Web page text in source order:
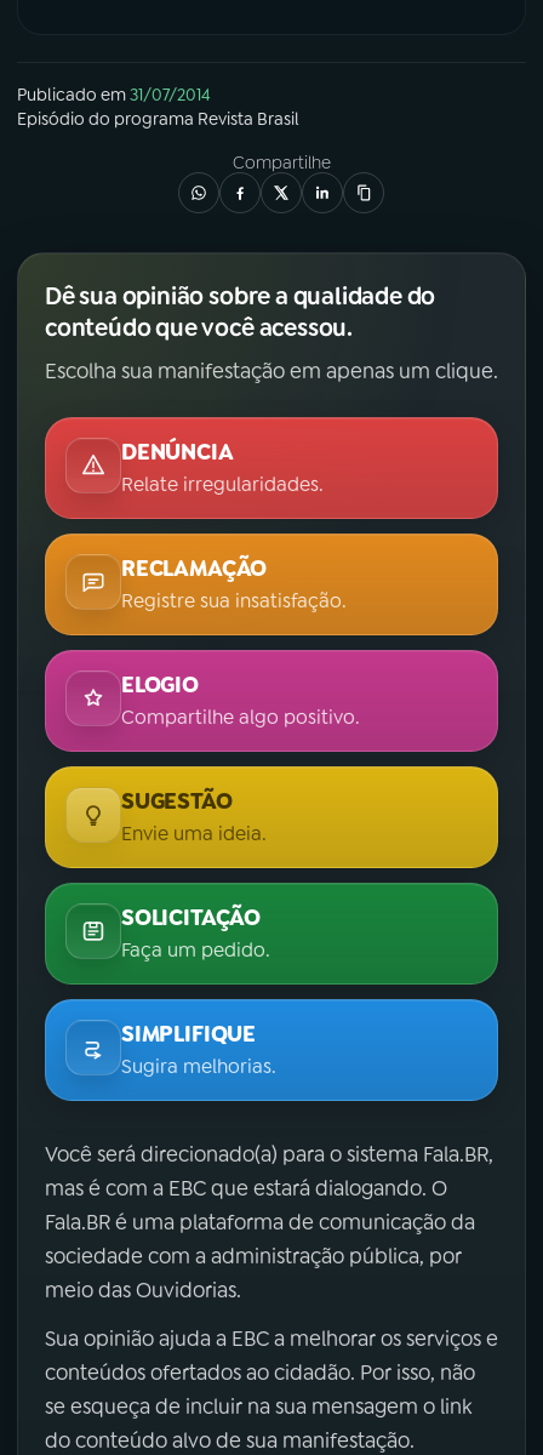
Publicado em31/07/2014
Episódio do programa Revista Brasil
Compartilhe
Dê sua opinião sobre a qualidade do
conteúdo que você acessou.
Escolha sua manifestação em apenas um clique.
DENÚNCIA
Relate irregularidades.
RECLAMAÇÃO
Registre sua insatisfação.
ELOGIO
Compartilhe algo positivo.
SUGESTÃO
Envie uma ideia.
SOLICITAÇÃO
Faça um pedido.
SIMPLIFIQUE
Sugira melhorias.
Você será direcionado(a) para o sistema Fala.BR,
mas é com a EBC que estará dialogando. O
Fala.BR é uma plataforma de comunicação da
sociedade com a administração pública, por
meio das Ouvidorias.
Sua opinião ajuda a EBC a melhorar os serviços e
conteúdos ofertados ao cidadão. Por isso, não
se esqueça de incluir na sua mensagem o link
do conteúdo alvo de sua manifestação.